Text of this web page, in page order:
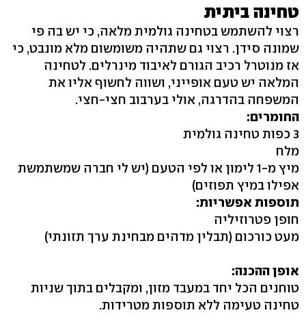
טחינה ביתית
רצוי להשתמש בטחינה גולמית מלאה, כי יש בה פי
שמונה סידן. רצוי גם שתהיה משומשום מלא מונבט, כי
אז מנוטרל רכיב הגורם לאיבוד מינרלים. לטחינה
המלאה יש טעם אופייני, ושווה לחשוף אליו את
המשפחה בהדרגה, אולי בערבוב חצי-חצי.
החומרים:
3 כפות טחינה גולמית
מלח
מיץ מ-1 לימון או לפי הטעם (יש לי חברה שמשתמשת
אפילו במיץ תפוזים)
תוספות אפשריות:
חופן פטרוזיליה
מעט כורכום (תבלין מדהים מבחינת ערך תזונתי)
אופן ההכנה:
טוחנים הכל יחד במעבד מזון, ומקבלים בתוך שניות
טחינה טעימה ללא תוספות מטרידות.